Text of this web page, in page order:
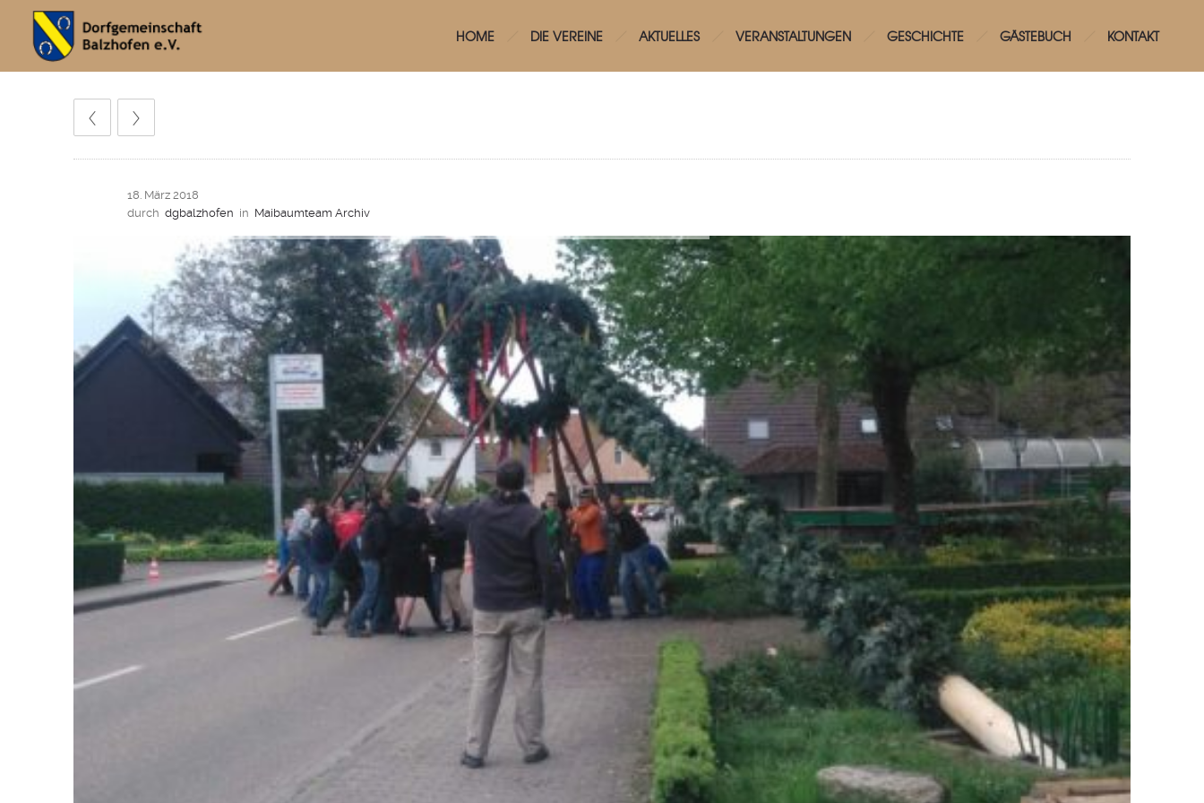
HOME DIE VEREINE AKTUELLES VERANSTALTUNGEN GESCHICHTE GÄSTEBUCH KONTAKT
18. März 2018
durch dgbalzhofen in Maibaumteam Archiv